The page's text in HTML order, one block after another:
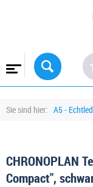
Sie sind hier: A5 -
CHRONOPLAN
Compact",